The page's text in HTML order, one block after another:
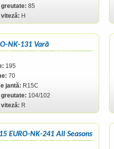
greutate: 85
viteză: H
NK-131 Vară
195
70
jantă: R15C
greutate: 104/102
viteză: R
EURO-NK-241 All Seasons